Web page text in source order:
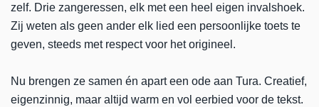
zelf. Drie zangeressen, elk met een heel eigen invalshoek.
Zij weten als geen ander elk lied een persoonlijke toets te
geven, steeds met respect voor het origineel.
Nu brengen ze samen én apart een ode aan Tura. Creatief,
eigenzinnig, maar altijd warm en vol eerbied voor de tekst.